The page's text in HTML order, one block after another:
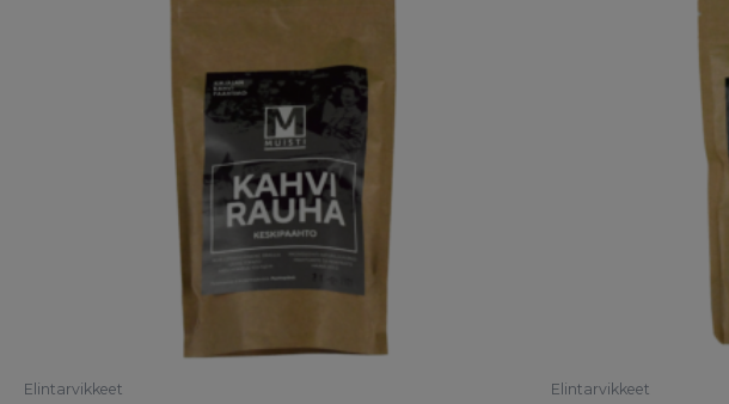
Elintarvikkeet Elintarvikkeet